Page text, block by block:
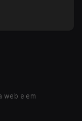
web e em